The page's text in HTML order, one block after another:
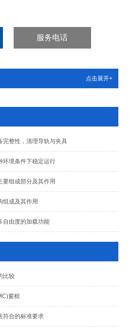
服务电话
点击展开+
完整性，清理导轨与夹具
环境条件下稳定运行
要组成部分及其作用
组成及其作用
自由度的加载功能
比较
窗框
符合的标准要求